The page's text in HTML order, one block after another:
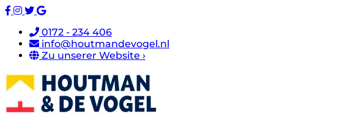
0172 - 234 406
info@houtmandevogel.nl
Zu unserer Website ›